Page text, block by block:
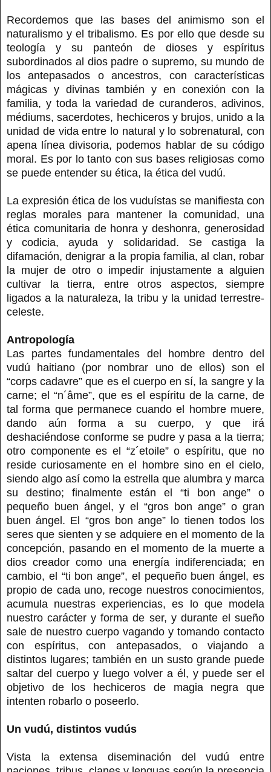
Recordemos que las bases del animismo son el
naturalismo y el tribalismo. Es por ello que desde su
teología y su panteón de dioses y espíritus
subordinados al dios padre o supremo, su mundo de
los antepasados o ancestros, con características
mágicas y divinas también y en conexión con la
familia, y toda la variedad de curanderos, adivinos,
médiums, sacerdotes, hechiceros y brujos, unido a la
unidad de vida entre lo natural y lo sobrenatural, con
apena línea divisoria, podemos hablar de su código
moral. Es por lo tanto con sus bases religiosas como
se puede entender su ética, la ética del vudú.
La expresión ética de los vuduístas se manifiesta con
reglas morales para mantener la comunidad, una
ética comunitaria de honra y deshonra, generosidad
y codicia, ayuda y solidaridad. Se castiga la
difamación, denigrar a la propia familia, al clan, robar
la mujer de otro o impedir injustamente a alguien
cultivar la tierra, entre otros aspectos, siempre
ligados a la naturaleza, la tribu y la unidad terrestre-
celeste.
Antropología
Las partes fundamentales del hombre dentro del
vudú haitiano (por nombrar uno de ellos) son el
“corps cadavre” que es el cuerpo en sí, la sangre y la
carne; el “n´âme”, que es el espíritu de la carne, de
tal forma que permanece cuando el hombre muere,
dando aún forma a su cuerpo, y que irá
deshaciéndose conforme se pudre y pasa a la tierra;
otro componente es el “z´etoile” o espíritu, que no
reside curiosamente en el hombre sino en el cielo,
siendo algo así como la estrella que alumbra y marca
su destino; finalmente están el “ti bon ange” o
pequeño buen ángel, y el “gros bon ange” o gran
buen ángel. El “gros bon ange” lo tienen todos los
seres que sienten y se adquiere en el momento de la
concepción, pasando en el momento de la muerte a
dios creador como una energía indiferenciada; en
cambio, el “ti bon ange”, el pequeño buen ángel, es
propio de cada uno, recoge nuestros conocimientos,
acumula nuestras experiencias, es lo que modela
nuestro carácter y forma de ser, y durante el sueño
sale de nuestro cuerpo vagando y tomando contacto
con espíritus, con antepasados, o viajando a
distintos lugares; también en un susto grande puede
saltar del cuerpo y luego volver a él, y puede ser el
objetivo de los hechiceros de magia negra que
intenten robarlo o poseerlo.
Un vudú, distintos vudús
Vista la extensa diseminación del vudú entre